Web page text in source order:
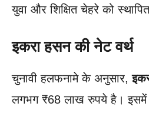
युवा और शिक्षित चेहरे को
इकरा हसन की नेट वर्थ
चुनावी हलफनामे के अनुसार,
लगभग ₹68 लाख रुपये है।